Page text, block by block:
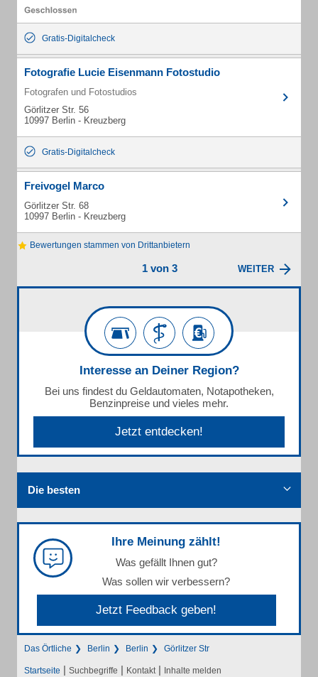
Gratis-Digitalcheck
Fotografie Lucie Eisenmann Fotostudio
Fotografen und Fotostudios
Görlitzer Str. 56
10997 Berlin - Kreuzberg
Gratis-Digitalcheck
Freivogel Marco
Görlitzer Str. 68
10997 Berlin - Kreuzberg
Bewertungen stammen von Drittanbietern
1 von 3 WEITER
Interesse an Deiner Region?
Bei uns findest du Geldautomaten, Notapotheken,
Benzinpreise und vieles mehr.
Jetzt entdecken!
Die besten
Ihre Meinung zählt!
Was gefällt Ihnen gut?
Was sollen wir verbessern?
Jetzt Feedback geben!
Das Örtliche Berlin Berlin Görlitzer Str
Startseite | Suchbegriffe | Kontakt | Inhalte melden